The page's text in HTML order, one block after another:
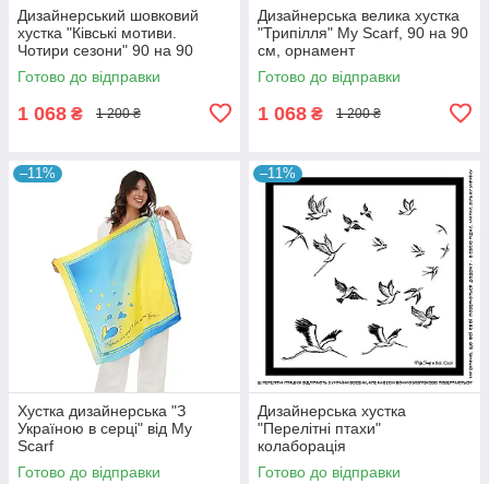
Дизайнерський шовковий
хустка "Ківські мотиви.
Чотири сезони" 90 на 90
Готово до відправки
1 068 ₴ 1 200 ₴
Дизайнерська велика хустка
"Трипілля" My Scarf, 90 на 90
см, орнамент
Готово до відправки
1 068 ₴ 1 200 ₴
–11%
Хустка дизайнерська "З
Україною в серці" від My
Scarf
Готово до відправки
–11%
Дизайнерська хустка
"Перелітні птахи"
колаборація
MyScarf&Всі.Свої
Готово до відправки